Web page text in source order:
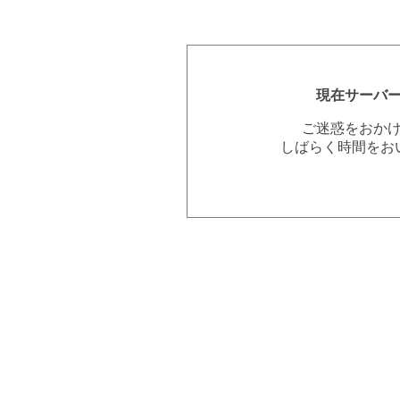
現在サーバ
ご迷惑をおか
しばらく時間を